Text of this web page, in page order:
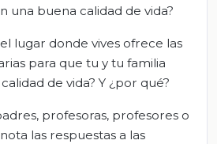
una buena calidad de vida?
lugar donde vives ofrece las
para que tu y tu familia
de vida? Y ¿por qué?
profesoras, profesores o
las respuestas a las